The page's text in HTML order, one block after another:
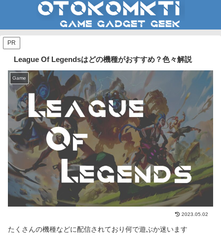
PR
League Of Legendsはどの機種がおすすめ？色々解説
Game
2023.05.02
たくさんの機種などに配信されており何で遊ぶか迷います